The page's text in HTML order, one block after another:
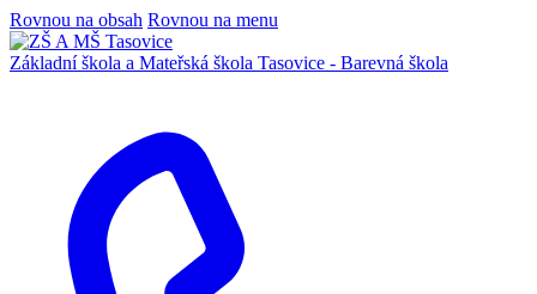
Rovnou na obsah Rovnou na menu
Základní škola a Mateřská škola Tasovice - Barevná škola